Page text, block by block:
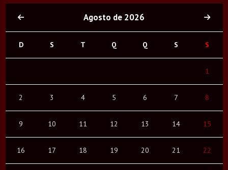
Agosto de 2026
D S T Q Q S S
1
2 3 4 5 6 7 8
9 10 11 12 13 14 15
16 17 18 19 20 21 22